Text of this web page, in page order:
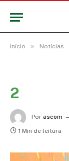
Início » Notícias
2
Por ascom
1 Min de leitura